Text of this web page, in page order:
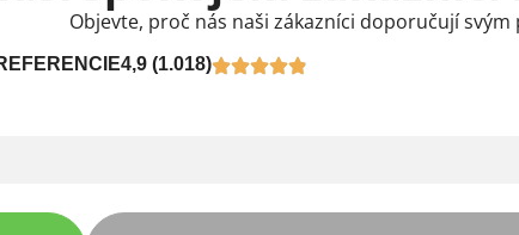
Objevte, proč nás naši zákazníci doporučují
4,9 (1.018)